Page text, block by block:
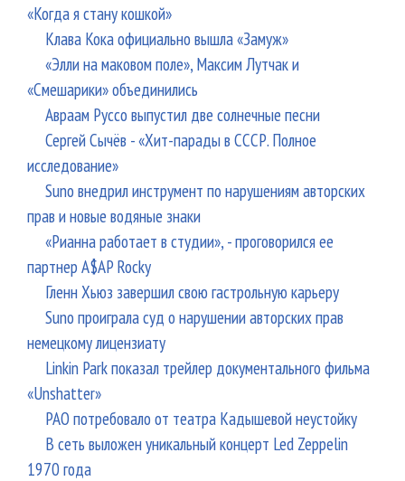
«Когда я стану кошкой»
Клава Кока официально вышла «Замуж»
«Элли на маковом поле», Максим Лутчак и
«Смешарики» объединились
Авраам Руссо выпустил две солнечные песни
Сергей Сычёв - «Хит-парады в СССР. Полное
исследование»
Suno внедрил инструмент по нарушениям авторских
прав и новые водяные знаки
«Рианна работает в студии», - проговорился ее
партнер A$AP Rocky
Гленн Хьюз завершил свою гастрольную карьеру
Suno проиграла суд о нарушении авторских прав
немецкому лицензиату
Linkin Park показал трейлер документального фильма
«Unshatter»
РАО потребовало от театра Кадышевой неустойку
В сеть выложен уникальный концерт Led Zeppelin
1970 года